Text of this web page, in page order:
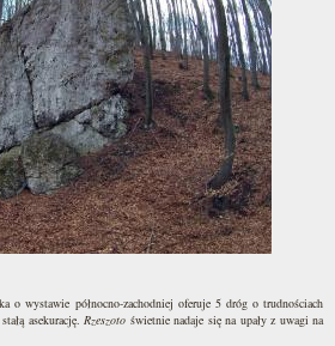
o wystawie północno-zachodniej oferuje 5 dróg o trudnościach
asekurację.Rzeszoto świetnie nadaje się na upały z uwagi na